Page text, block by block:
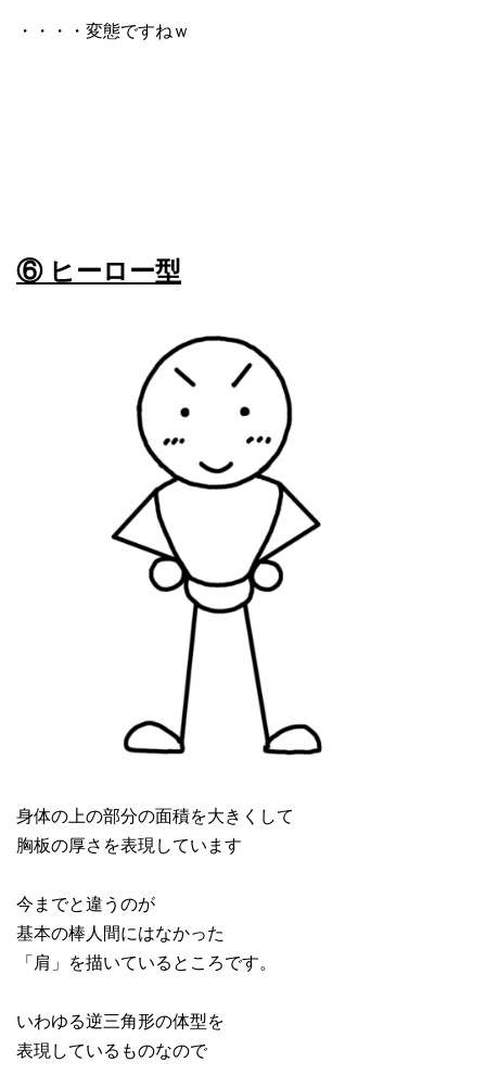
・・・・変態ですねｗ
⑥ ヒーロー型
身体の上の部分の面積を大きくして
胸板の厚さを表現しています
今までと違うのが
基本の棒人間にはなかった
「肩」を描いているところです。
いわゆる逆三角形の体型を
表現しているものなので